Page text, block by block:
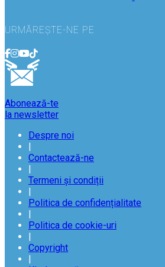
URMĂREȘTE-NE PE
Abonează-te
la newsletter
Despre noi
Contactează-ne
Termeni și condiții
Politica de confidențialitate
Politica de cookie-uri
Copyright